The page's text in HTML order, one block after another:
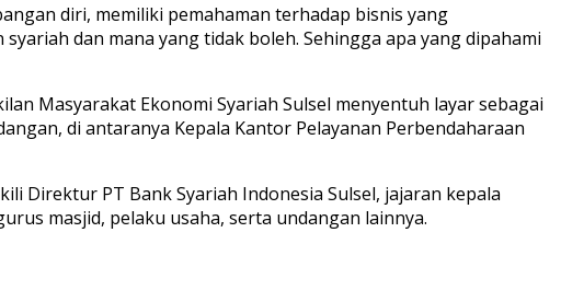
diri, memiliki pemahaman terhadap bisnis yang
dan mana yang tidak boleh. Sehingga apa yang dipahami
Masyarakat Ekonomi Syariah Sulsel menyentuh layar sebagai
di antaranya Kepala Kantor Pelayanan Perbendaharaan
Direktur PT Bank Syariah Indonesia Sulsel, jajaran kepala
masjid, pelaku usaha, serta undangan lainnya.